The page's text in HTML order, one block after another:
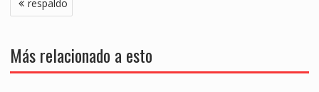
de
respaldo
Más relacionado a esto